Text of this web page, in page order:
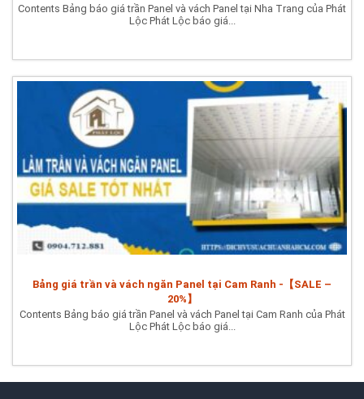
Contents Bảng báo giá trần Panel và vách Panel tại Nha Trang của Phát
Lộc Phát Lộc báo giá...
Bảng giá trần và vách ngăn Panel tại Cam Ranh -【SALE –
20%】
Contents Bảng báo giá trần Panel và vách Panel tại Cam Ranh của Phát
Lộc Phát Lộc báo giá...